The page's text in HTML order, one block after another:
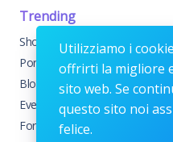
Trending
Shop
Portfolio
Blog
Events
Forums
Utilizziamo i
offrirti la migliore
sito web. Se
questo sito noi
felice.